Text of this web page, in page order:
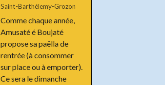
Saint-Barthélemy-Grozon
Comme chaque année,
Amusaté é Boujaté
propose sa paëlla de
rentrée (à consommer
sur place ou à emporter).
Ce sera le dimanche